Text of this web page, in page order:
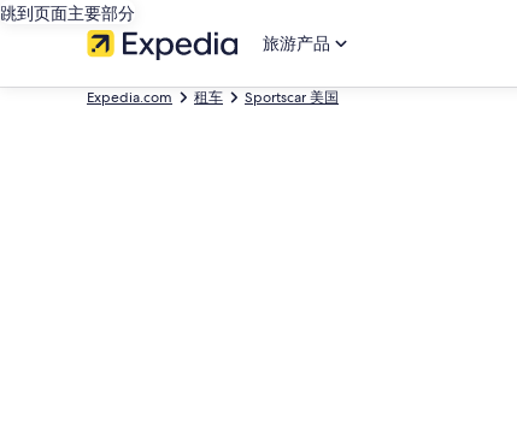
跳到页面主要部分
旅游产品
Expedia.com 租车 Sportscar 美国